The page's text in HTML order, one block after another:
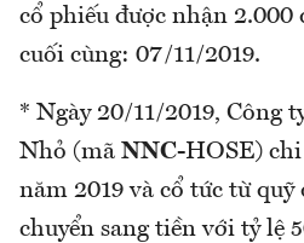
cổ phiếu được nhận 2.000
cuối cùng: 07/11/2019.
* Ngày 20/11/2019, Công
Nhỏ (mã NNC-HOSE)
năm 2019 và cổ tức từ
chuyển sang tiền với tỷ lệ